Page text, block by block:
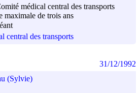
médical central des transports
maximale de trois ans
central des transports
(Sylvie)
31/12/1992